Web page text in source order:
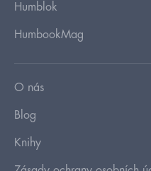
Humblok
HumbookMag
O nás
Blog
Knihy